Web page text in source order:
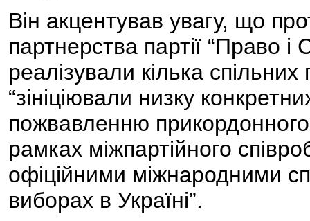
Він акцентував увагу, що
партнерства партії “Право
реалізували кілька спільних
“зініціювали низку
пожвавленню прикордонного
рамках міжпартійного
офіційними міжнародними
виборах в Україні”.